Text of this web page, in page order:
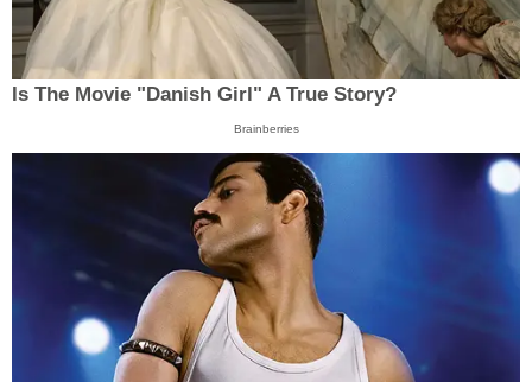
Is The Movie "Danish Girl" A True Story?
Brainberries